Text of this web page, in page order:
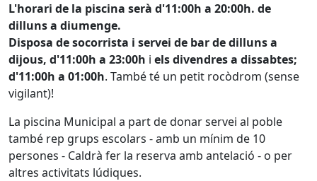
L'horari de la piscina serà d'11:00h a 20:00h. de
dilluns a diumenge.
Disposa de socorrista i servei de bar de dilluns a
dijous, d'11:00h a 23:00h i els divendres a dissabtes;
d'11:00h a 01:00h. També té un petit rocòdrom (sense
vigilant)!
La piscina Municipal a part de donar servei al poble
també rep grups escolars - amb un mínim de 10
persones - Caldrà fer la reserva amb antelació - o per
altres activitats lúdiques.